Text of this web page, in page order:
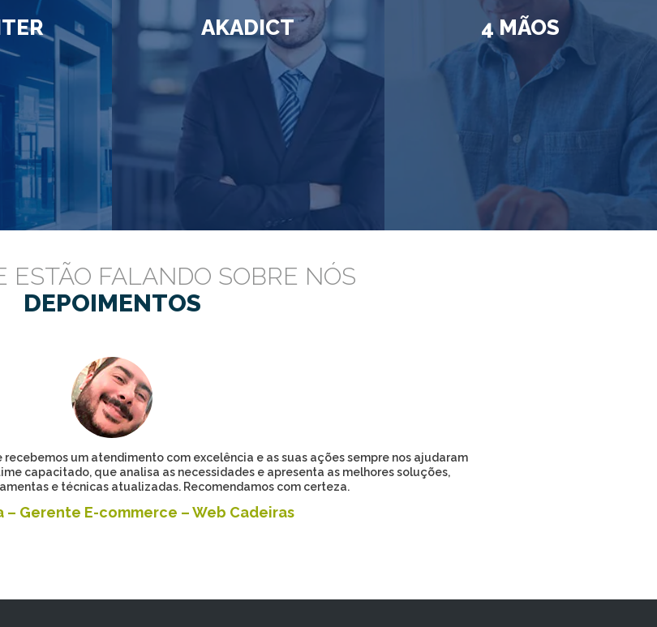
AKADICT 4 MÃOS
ESTÃO FALANDO SOBRE NÓS
DEPOIMENTOS
um atendimento com excelência e as suas ações sempre nos ajudaram
capacitado, que analisa as necessidades e apresenta as melhores soluções,
e técnicas atualizadas. Recomendamos com certeza.
– Gerente E-commerce – Web Cadeiras